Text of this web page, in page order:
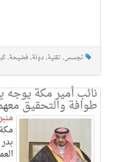
تجسس, تقنية, دولة, فضيحة,
نائب أمير مكة
طوافة والتحقيق